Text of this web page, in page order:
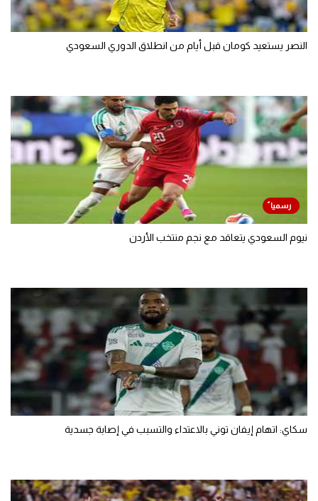
النصر يستعيد كومان قبل أيام من انطلاق الدوري السعودي
نيوم السعودي يتعاقد مع نجم منتخب الأردن
سكاي: اتهام إيفان توني بالاعتداء والتسبب في إصابة جسدية